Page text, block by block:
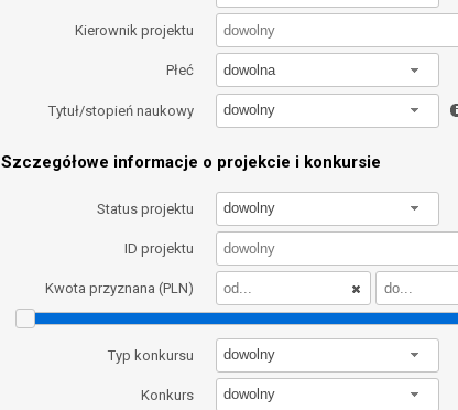
Kierownik projektu
Płeć dowolna
Tytuł/stopień naukowy dowolny
Szczegółowe informacje o projekcie i konkursie
Status projektu dowolny
ID projektu
Kwota przyznana (PLN)
Typ konkursu dowolny
Konkurs dowolny